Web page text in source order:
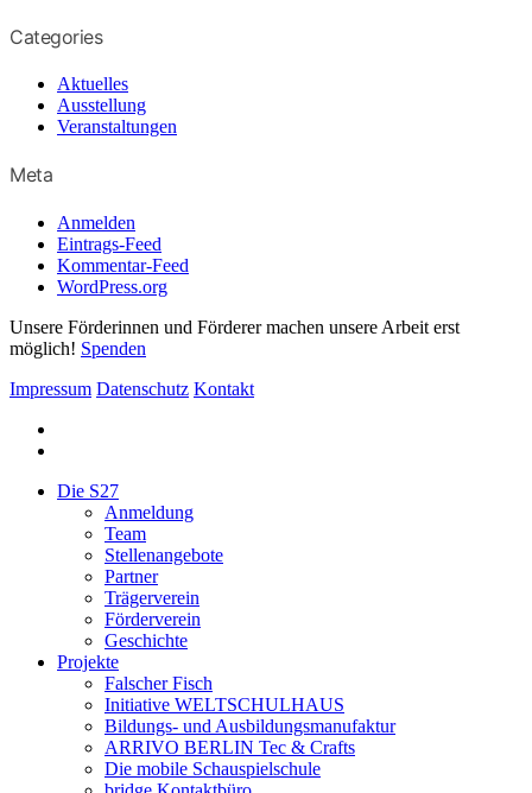
Categories
Aktuelles
Ausstellung
Veranstaltungen
Meta
Anmelden
Eintrags-Feed
Kommentar-Feed
WordPress.org
Unsere Förderinnen und Förderer machen unsere Arbeit erst
möglich! Spenden
Impressum Datenschutz Kontakt
Close
Die S27
Anmeldung
Team
Stellenangebote
Partner
Trägerverein
Förderverein
Geschichte
Projekte
Falscher Fisch
Initiative WELTSCHULHAUS
Bildungs- und Ausbildungsmanufaktur
ARRIVO BERLIN Tec & Crafts
Die mobile Schauspielschule